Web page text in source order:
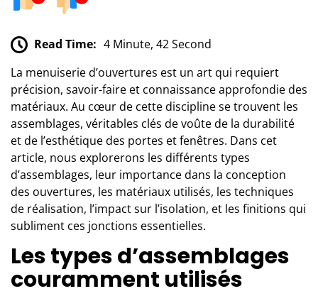
Read Time: 4 Minute, 42 Second
La menuiserie d’ouvertures est un art qui requiert
précision, savoir-faire et connaissance approfondie des
matériaux. Au cœur de cette discipline se trouvent les
assemblages, véritables clés de voûte de la durabilité
et de l’esthétique des portes et fenêtres. Dans cet
article, nous explorerons les différents types
d’assemblages, leur importance dans la conception
des ouvertures, les matériaux utilisés, les techniques
de réalisation, l’impact sur l’isolation, et les finitions qui
subliment ces jonctions essentielles.
Les types d’assemblages
couramment utilisés